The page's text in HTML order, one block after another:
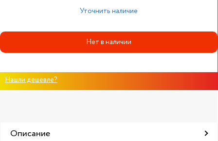
Уточнить наличие
Нет в наличии
Нашли дешевле?
Описание